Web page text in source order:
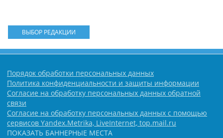
ВЫБОР РЕДАКЦИИ
Порядок обработки персональных данных
Политика конфиденциальности и защиты информации
Согласие на обработку персональных данных обратной
связи
Согласие на обработку персональных данных с помощью
сервисов Yandex.Metrika, LiveInternet, top.mail.ru
ПОКАЗАТЬ БАННЕРНЫЕ МЕСТА